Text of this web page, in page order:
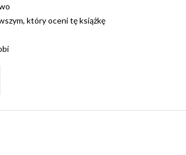
który oceni tę książkę